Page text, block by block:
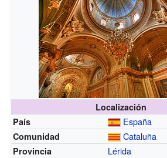
Localización
País
España
Comunidad Cataluña
Provincia Lérida